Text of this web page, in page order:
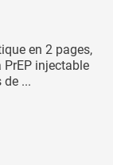
en 2 pages,
injectable
...